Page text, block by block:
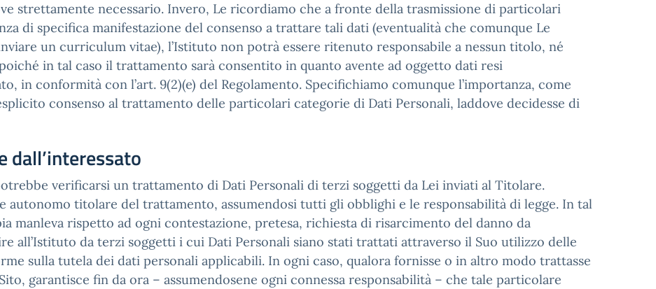
strettamente necessario. Invero, Le ricordiamo che a fronte della trasmissione di particolari
di specifica manifestazione del consenso a trattare tali dati (eventualità che comunque Le
un curriculum vitae), l’Istituto non potrà essere ritenuto responsabile a nessun titolo, né
in tal caso il trattamento sarà consentito in quanto avente ad oggetto dati resi
in conformità con l’art. 9(2)(e) del Regolamento. Specifichiamo comunque l’importanza, come
consenso al trattamento delle particolari categorie di Dati Personali, laddove decidesse di
verificarsi un trattamento di Dati Personali di terzi soggetti da Lei inviati al Titolare.
autonomo titolare del trattamento, assumendosi tutti gli obblighi e le responsabilità di legge. In tal
manleva rispetto ad ogni contestazione, pretesa, richiesta di risarcimento del danno da
all’Istituto da terzi soggetti i cui Dati Personali siano stati trattati attraverso il Suo utilizzo delle
sulla tutela dei dati personali applicabili. In ogni caso, qualora fornisse o in altro modo trattasse
garantisce fin da ora – assumendosene ogni connessa responsabilità – che tale particolare